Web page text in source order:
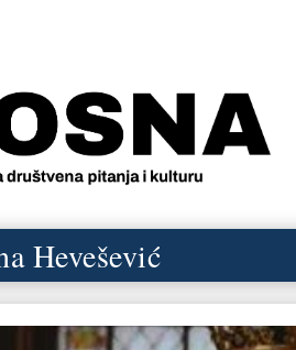
Hevešević